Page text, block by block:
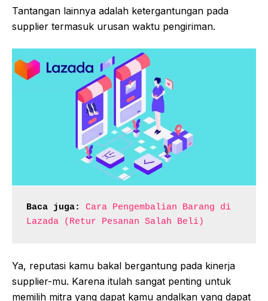
Tantangan lainnya adalah ketergantungan pada
supplier termasuk urusan waktu pengiriman.
Baca juga:
Cara Pengembalian Barang di
Lazada (Retur Pesanan Salah Beli)
Ya, reputasi kamu bakal bergantung pada kinerja
supplier-mu. Karena itulah sangat penting untuk
memilih mitra yang dapat kamu andalkan yang dapat